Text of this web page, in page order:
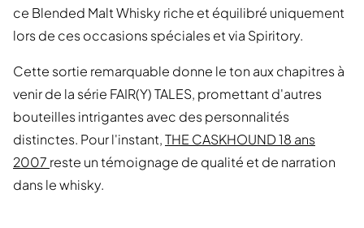
ce Blended Malt Whisky riche et équilibré uniquement
lors de ces occasions spéciales et via Spiritory.
Cette sortie remarquable donne le ton aux chapitres à
venir de la série FAIR(Y) TALES, promettant d'autres
bouteilles intrigantes avec des personnalités
distinctes. Pour l'instant,THE CASKHOUND 18 ans
2007 reste un témoignage de qualité et de narration
dans le whisky.